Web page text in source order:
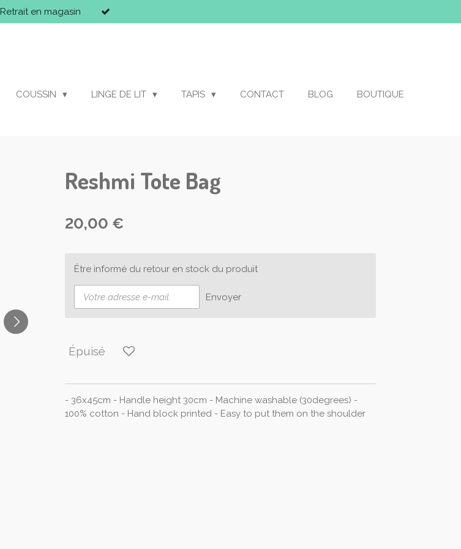
Retrait en magasin
COUSSIN LINGE DE LIT TAPIS CONTACT BLOG BOUTIQUE
Reshmi Tote Bag
20,00 €
Être informé du retour en stock du produit
Envoyer
Épuisé
- 36x45cm - Handle height 30cm - Machine washable (30degrees) -
100% cotton - Hand block printed - Easy to put them on the shoulder